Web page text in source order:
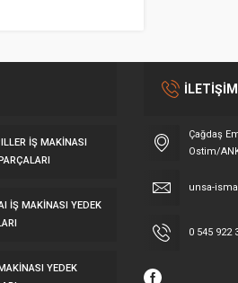
İŞ MAKİNASI
İŞ MAKİNASI YEDEK
YEDEK
Çağdaş
Ostim/
unsa-
0 545 922